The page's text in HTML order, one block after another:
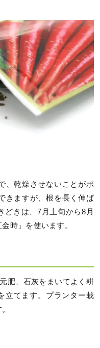
、乾燥させないことがポ
きますが、根を長く伸ば
どきは、7月上旬から8月
時」を使います。
肥、石灰をまいてよく耕
立てます。プランター栽